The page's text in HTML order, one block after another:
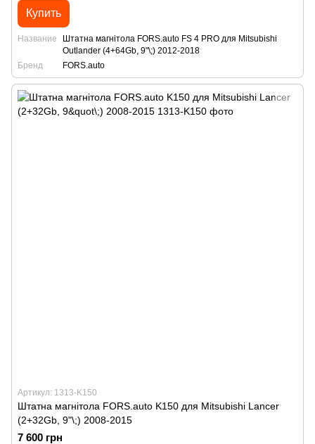
Купить
Название
Штатна магнітола FORS.auto FS 4 PRO для Mitsubishi
Outlander (4+64Gb, 9"\;) 2012-2018
Бренд
FORS.auto
Артикул: 1313-K150
Штатна магнітола FORS.auto K150 для Mitsubishi Lancer
(2+32Gb, 9"\;) 2008-2015
7 600 грн